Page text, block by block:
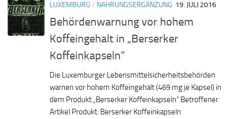
LUXEMBURG / NAHRUNGSERGÄNZUNG 19. JULI 2016
Behördenwarnung vor hohem
Koffeingehalt in „Berserker
Koffeinkapseln“
Die Luxemburger Lebensmittelsicherheitsbehörden
warnen vor hohem Koffeingehalt (469 mg je Kapsel) in
dem Produkt „Berserker Koffeinkapseln“ Betroffener
Artikel Produkt: Berserker Koffeinkapseln